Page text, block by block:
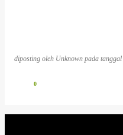
diposting oleh Unknown pada tanggal
0